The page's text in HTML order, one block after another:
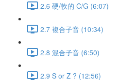
2.6 硬/軟的 C/G (6:07)
2.7 複合子音 (10:34)
2.8 混合子音 (6:50)
2.9 S or Z ? (12:56)